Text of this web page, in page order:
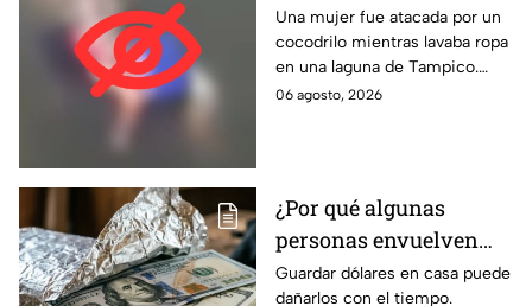
lavaba ropa y la
arrastra al agua en
Tampico | FUERTES
IMÁGENES
Una mujer fue atacada por un
cocodrilo mientras lavaba ropa
en una laguna de Tampico.
Autoridades activaron un
06 agosto, 2026
¿Por qué algunas
personas envuelven
dólares en papel
Guardar dólares en casa puede
dañarlos con el tiempo.